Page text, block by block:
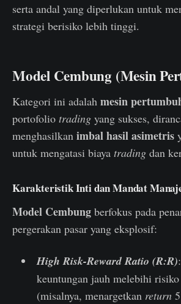
serta andal yang diperlukan untuk
strategi berisiko lebih tinggi.
Model Cembung (Mesin
Kategori ini adalah mesin
portofolio trading yang sukses,
menghasilkan imbal hasil asimetris
untuk mengatasi biaya trading dan
Karakteristik Inti dan Mandat
Model Cembung berfokus pada
pergerakan pasar yang eksplosif:
High Risk-Reward Ratio (R:R)
keuntungan jauh melebihi
(misalnya, menargetkan return